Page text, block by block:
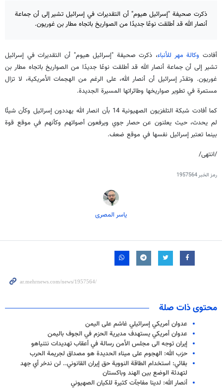
ذكرت صحيفة "إسرائيل هيوم" أن التقديرات في إسرائيل تشير إلى أن جماعة
أنصار الله قد أطلقت نوعًا جديدًا من الصواريخ باتجاه مطار بن غوريون.
أفادت وكالة مهر للأنباء، ذكرت صحيفة "إسرائيل هيوم" أن التقديرات في إسرائيل
تشير إلى أن جماعة أنصار الله قد أطلقت نوعًا جديدًا من الصواريخ باتجاه مطار بن
غوريون. وتقدّر إسرائيل أن أنصار الله، على الرغم من الهجمات الأمريكية، لا تزال
مستمرة في تطوير صواريخها وطائراتها المسيرة الجديدة.
كما أفادت شبكة التلفزيون الصهيونية 14 بأن انصار الله يهددون إسرائيل وكأن شيئًا
لم يحدث، حيث يعلنون عن حصار جوي ويرفعون أصواتهم وكأنهم في موقع قوة
بينما تعتبر إسرائيل نفسها في موقع ضعف.
/انتهى/
رمز الخبر1957564
یاسر المصری
محتوى ذات صلة
عدوان أمريكي إسرائيلي غاشم على اليمن
عدوان أمريكي يستهدف مديرية الحزم في الجوف باليمن
إيران توجه الى مجلس الأمن رسالة في أعقاب تهديدات نتنياهو
حزب الله: الهجوم على ميناء الحديدة هو مصداق لجريمة الحرب
بقائي: استخدام الطاقة النووية حق إيران القانوني.. لن ندخر أي جهد
لتهدئة الوضع بين الهند وباكستان
أنصار الله: لدينا مفاجآت كثيرة للكيان الصهيوني